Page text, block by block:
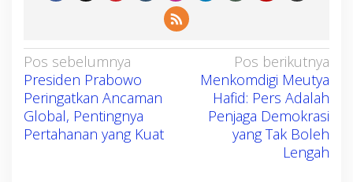
N
a
v
i
Pos sebelumnya
Presiden Prabowo
Peringatkan Ancaman
Global, Pentingnya
Pertahanan yang Kuat
Pos berikutnya
Menkomdigi Meutya
Hafid: Pers Adalah
Penjaga Demokrasi
yang Tak Boleh
Lengah